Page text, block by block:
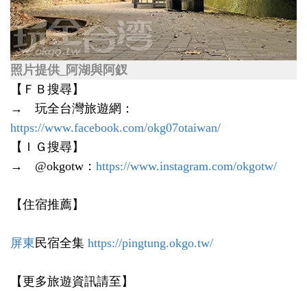
照片提供_阿湖與阿釵
【ＦＢ搜尋】
→ 玩全台灣旅遊網：
https://www.facebook.com/okg07otaiwan/
【ＩＧ搜尋】
→ @okgotw： https://www.instagram.com/okgotw/
【住宿推薦】
屏東民宿全集 https://pingtung.okgo.tw/
【更多旅遊資訊請至】